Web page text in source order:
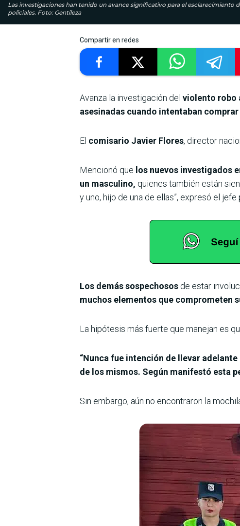
Las investigaciones han tenido un avance significativo para el esclarecimiento
policiales. Foto: Gentileza
Compartir en redes
Avanza la investigación del violento robo
asesinadas cuando intentaban
El comisario Javier Flores, director
Mencionó que los nuevos investigados
un masculino, quienes también están
y uno, hijo de una de ellas”, expresó el
Los demás sospechosos de estar
muchos elementos que comprometen
La hipótesis más fuerte que manejan es
“Nunca fue intención de llevar
de los mismos. Según manifestó esta
Sin embargo, aún no encontraron la